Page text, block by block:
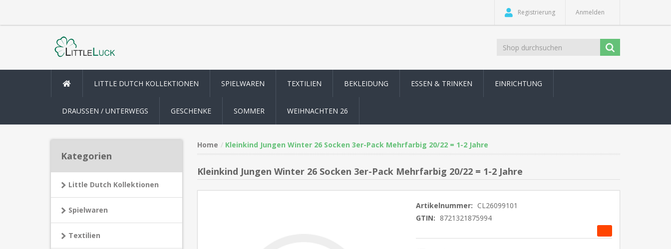
Registrierung Anmelden
LITTLE DUTCH KOLLEKTIONEN SPIELWAREN TEXTILIEN BEKLEIDUNG ESSEN & TRINKEN EINRICHTUNG
DRAUSSEN / UNTERWEGS GESCHENKE SOMMER WEIHNACHTEN 26
Kategorien
Little Dutch Kollektionen
Spielwaren
Textilien
Home Kleinkind Jungen Winter 26 Socken 3er-Pack Mehrfarbig 20/22 = 1-2 Jahre
Kleinkind Jungen Winter 26 Socken 3er-Pack Mehrfarbig 20/22 = 1-2 Jahre
Artikelnummer: CL26099101
GTIN: 8721321875994